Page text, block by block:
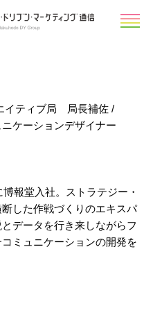
イティブ局 局長補佐 /
ケーションデザイナー
報堂入社。ストラテジー・
した作戦づくりのエキスパ
データを行き来しながらフ
ミュニケーションの開発を